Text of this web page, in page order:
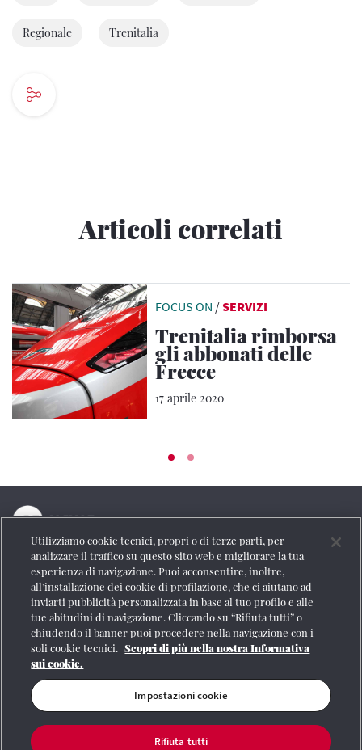
Regionale Trenitalia
Articoli correlati
FOCUS ON /SERVIZI
Trenitalia rimborsa
gli abbonati delle
Frecce
17 aprile 2020
La testata online del Gruppo FS Italiane
Social
Se vuoi contattarci o avere altre informazioni
CONTATTI
Utilizziamo cookie tecnici, propri o di terze parti, per
analizzare il traffico su questo sito web e migliorare la tua
esperienza di navigazione. Puoi acconsentire, inoltre,
all’installazione dei cookie di profilazione, che ci aiutano ad
inviarti pubblicità personalizzata in base al tuo profilo e alle
tue abitudini di navigazione. Cliccando su “Rifiuta tutti” o
chiudendo il banner puoi procedere nella navigazione con i
soli cookie tecnici. Scopri di più nella nostra Informativa
sui cookie.
Impostazioni cookie
Rifiuta tutti